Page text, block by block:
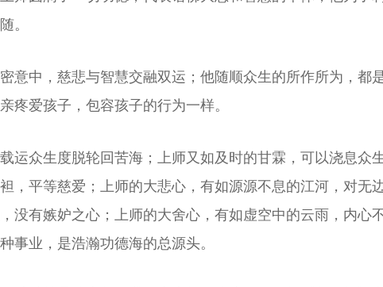
。
意中，慈悲与智慧交融双运；他随顺众生的所作所为，都
疼爱孩子，包容孩子的行为一样。
运众生度脱轮回苦海；上师又如及时的甘霖，可以浇息众
，平等慈爱；上师的大悲心，有如源源不息的江河，对无
没有嫉妒之心；上师的大舍心，有如虚空中的云雨，内心
事业，是浩瀚功德海的总源头。